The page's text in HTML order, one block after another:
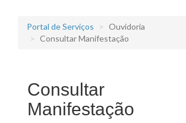
Portal de Serviços
Ouvidoria
Consultar Manifestação
Consultar
Manifestação